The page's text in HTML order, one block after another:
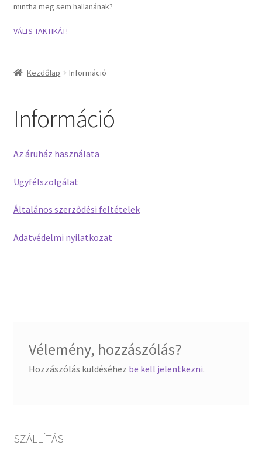
Kapcsolat
mintha meg sem hallanának?
VÁLTS TAKTIKÁT!
Kezdőlap Információ
Információ
Az áruház használata
Ügyfélszolgálat
Általános szerződési feltételek
Adatvédelmi nyilatkozat
Vélemény, hozzászólás?
Hozzászólás küldéséhez be kell jelentkezni.
SZÁLLÍTÁS